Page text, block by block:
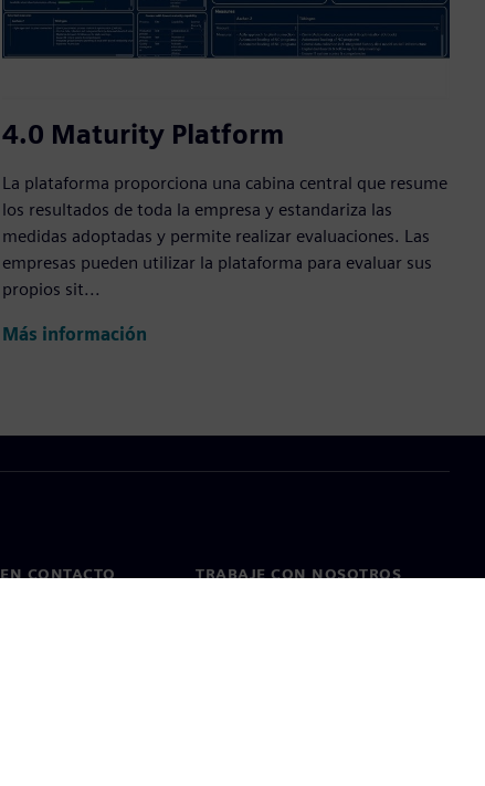
4.0 Maturity Platform
La plataforma proporciona una cabina central que resume
los resultados de toda la empresa y estandariza las
medidas adoptadas y permite realizar evaluaciones. Las
empresas pueden utilizar la plataforma para evaluar sus
propios sit...
Más información
CONTACTO TRABAJE CON NOSOTROS